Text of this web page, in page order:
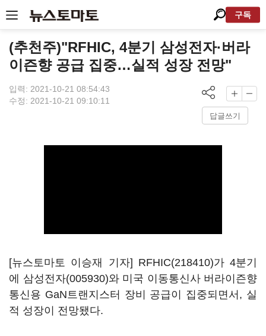
구독
(추천주)"RFHIC, 4분기 삼성전자·버라
이즌향 공급 집중…실적 성장 전망"
입력: 2021-10-21 08:54:43
수정: 2021-10-21 09:10:11
답글쓰기
[뉴스토마토 이승재 기자] RFHIC(218410)가 4분기
에 삼성전자(005930)와 미국 이동통신사 버라이즌향
통신용 GaN트랜지스터 장비 공급이 집중되면서, 실
적 성장이 전망됐다.